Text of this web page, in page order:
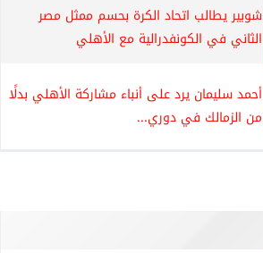
شوبير يطالب اتحاد الكرة بحسم ممثل مصر
الثاني في الكونفدرالية مع الأهلي
أحمد سليمان يرد على أنباء مشاركة الأهلي بدلًا
من الزمالك في دوري...